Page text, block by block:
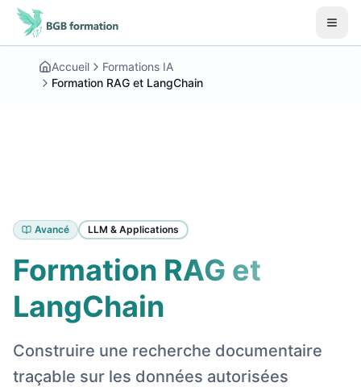
Aller au contenu principal
Accueil
Formations IA
Formation RAG et LangChain
Avancé LLM & Applications
Formation RAG et
LangChain
Construire une recherche documentaire
traçable sur les données autorisées